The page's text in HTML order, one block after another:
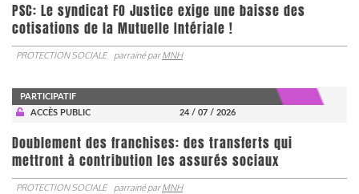
PSC: Le syndicat FO Justice exige une baisse des
cotisations de la Mutuelle Intériale !
PROTECTION SOCIALE parrainé parMNH
PARTICIPATIF
ACCÈS PUBLIC
24 / 07 / 2026
Doublement des franchises: des transferts qui
mettront à contribution les assurés sociaux
PROTECTION SOCIALE parrainé parMNH